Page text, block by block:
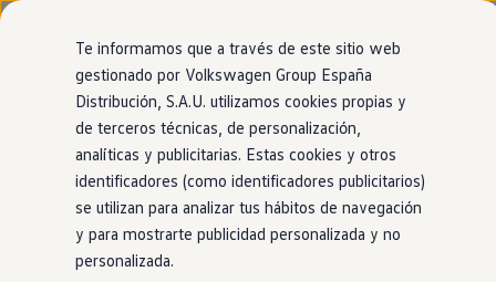
Ir
directamente
al contenido
Ir
directamente
al pie de
página
Nuevo ID. Cross
Vehículos Comerciales
Compra y ofertas
Volkswagen nuevo en stock
Volkswagen de ocasión
Financiación
My Renting
My Way
Seguros
Empresas
Autoescuelas
Eléctricos e híbridos
Modelos Acabados Motor Exterior Interior Ruedas
Modelos
PRUEBA NUESTRO ASESOR VIRTUAL
Encuentra el Volkswagen perfecto para
Te informamos que a través de este sitio web
gestionado por Volkswagen Group España
Distribución, S.A.U. utilizamos cookies propias y
de terceros técnicas, de personalización,
analíticas y publicitarias. Estas cookies y otros
identificadores (como identificadores publicitarios)
se utilizan para analizar tus hábitos de navegación
y para mostrarte publicidad personalizada y no
personalizada.